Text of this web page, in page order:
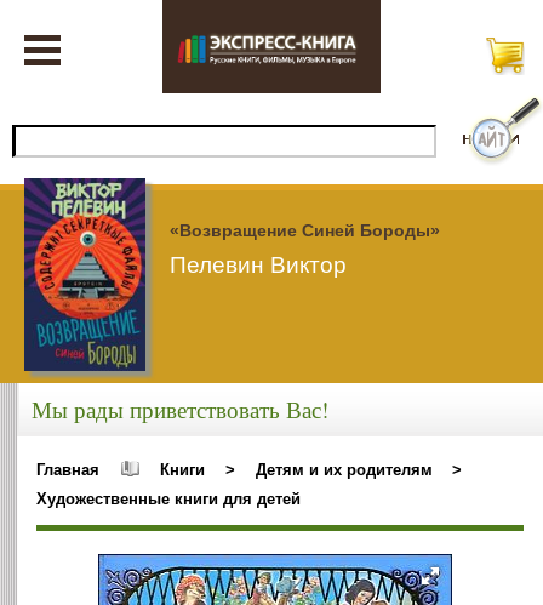
«Возвращение Синей Бороды»
Пелевин Виктор
Мы рады приветствовать Вас!
Главная Книги > Детям и их родителям
>
Художественные книги для детей